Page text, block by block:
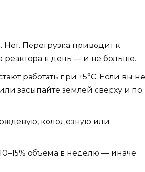
Перегрузка приводит к
реактора в день — и не больше.
работать при +5°C. Если вы не
засыпайте землёй сверху и по
колодезную или
объёма в неделю — иначе